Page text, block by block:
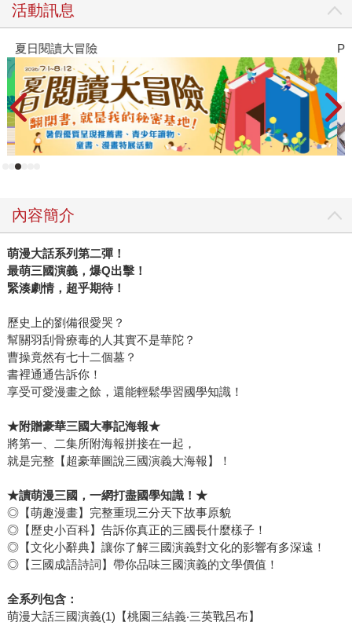
活動訊息
夏日閱讀大冒險
內容簡介
萌漫大話系列第二彈！
最萌三國演義，爆Q出擊！
緊湊劇情，超乎期待！
歷史上的劉備很愛哭？
幫關羽刮骨療毒的人其實不是華陀？
曹操竟然有七十二個墓？
書裡通通告訴你！
享受可愛漫畫之餘，還能輕鬆學習國學知識！
★附贈豪華三國大事記海報★
將第一、二集所附海報拼接在一起，
就是完整【超豪華圖說三國演義大海報】！
★讀萌漫三國，一網打盡國學知識！★
◎【萌趣漫畫】完整重現三分天下故事原貌
◎【歷史小百科】告訴你真正的三國長什麼樣子！
◎【文化小辭典】讓你了解三國演義對文化的影響有多深遠！
◎【三國成語詩詞】帶你品味三國演義的文學價值！
全系列包含：
萌漫大話三國演義(1)【桃園三結義‧三英戰呂布】